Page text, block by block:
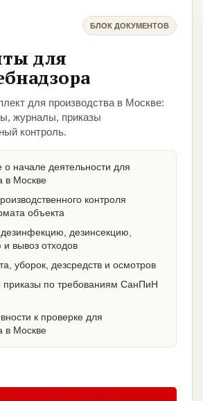
БЛОК ДОКУМЕНТОВ
для
для производства в Москве:
журналы, приказы
контроль.
начале деятельности для
в Москве
контроля
объекта
дезинсекцию,
вывоз отходов
уборок, дезсредств и осмотров
приказы по требованиям СанПиН
к проверке для
в Москве